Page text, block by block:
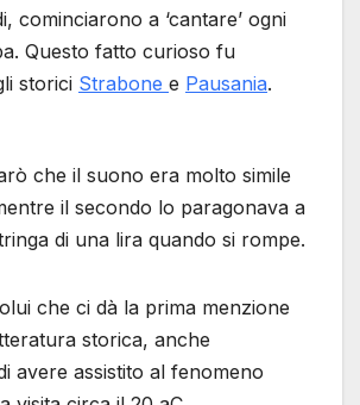
cominciarono a ‘cantare’ ogni
Questo fatto curioso fu
storici Strabone e Pausania.
che il suono era molto simile
il secondo lo paragonava a
di una lira quando si rompe.
che ci dà la prima menzione
storica, anche
avere assistito al fenomeno